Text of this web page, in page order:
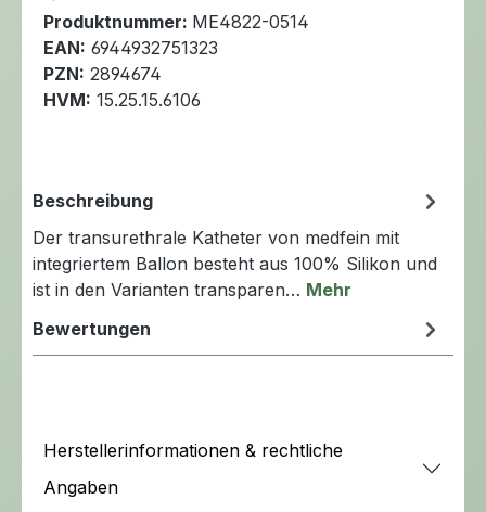
Produktnummer: ME4822-0514
EAN: 6944932751323
PZN: 2894674
HVM: 15.25.15.6106
Beschreibung
Der transurethrale Katheter von medfein mit
integriertem Ballon besteht aus 100% Silikon und
ist in den Varianten transparen… Mehr
Bewertungen
Herstellerinformationen & rechtliche
Angaben